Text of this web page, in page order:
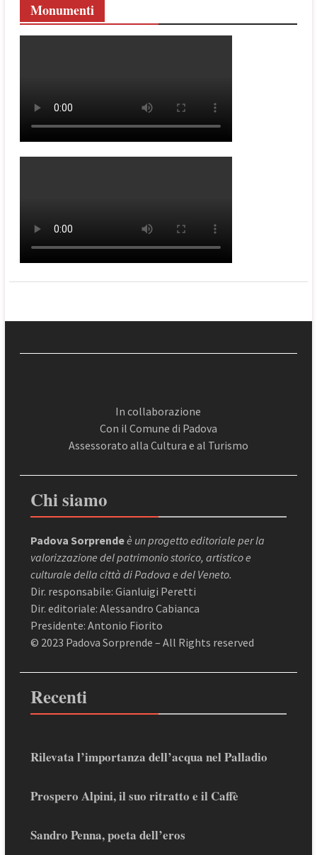
Monumenti
In collaborazione
Con il Comune di Padova
Assessorato alla Cultura e al Turismo
Chi siamo
Padova Sorprendeè un progetto editoriale per la
valorizzazione del patrimonio storico, artistico e
culturale della città di Padova e del Veneto.
Dir. responsabile: Gianluigi Peretti
Dir. editoriale: Alessandro Cabianca
Presidente: Antonio Fiorito
© 2023 Padova Sorprende – All Rights reserved
Recenti
Rilevata l’importanza dell’acqua nel Palladio
Prospero Alpini, il suo ritratto e il Caffè
Sandro Penna, poeta dell’eros